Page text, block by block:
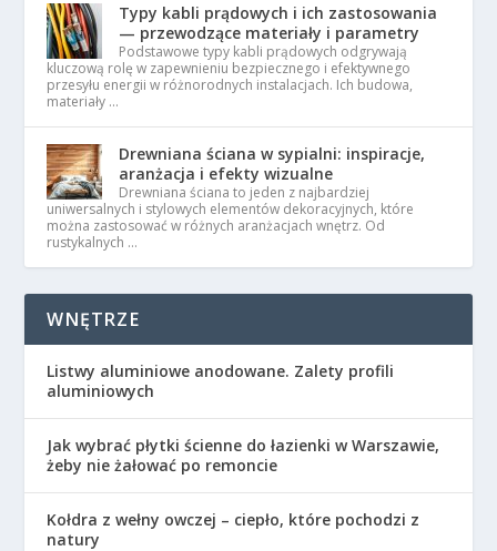
Typy kabli prądowych i ich zastosowania
— przewodzące materiały i parametry
Podstawowe typy kabli prądowych odgrywają
kluczową rolę w zapewnieniu bezpiecznego i efektywnego
przesyłu energii w różnorodnych instalacjach. Ich budowa,
materiały …
Drewniana ściana w sypialni: inspiracje,
aranżacja i efekty wizualne
Drewniana ściana to jeden z najbardziej
uniwersalnych i stylowych elementów dekoracyjnych, które
można zastosować w różnych aranżacjach wnętrz. Od
rustykalnych …
WNĘTRZE
Listwy aluminiowe anodowane. Zalety profili
aluminiowych
Jak wybrać płytki ścienne do łazienki w Warszawie,
żeby nie żałować po remoncie
Kołdra z wełny owczej – ciepło, które pochodzi z
natury